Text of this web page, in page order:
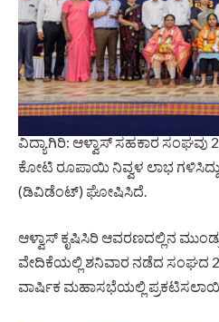
ವಿದ್ಯಾಗಿರಿ: ಆಳ್ವಾಸ್ ಸಹಕಾರ ಸಂಘವು
ಕೋಟಿ ರೂಪಾಯಿ ನಿವ್ವಳ ಲಾಭ ಗಳಿಸಿದ್ದು,
(ಡಿವಿಡೆಂಟ್) ಘೋಷಿಸಿದೆ.
ಆಳ್ವಾಸ್ ಕೃಷಿಸಿರಿ ಆವರಣದಲ್ಲಿನ
ವೇದಿಕೆಯಲ್ಲಿ ಶನಿವಾರ ನಡೆದ ಸಂಘದ
ವಾರ್ಷಿಕ ಮಹಾಸಭೆಯಲ್ಲಿ